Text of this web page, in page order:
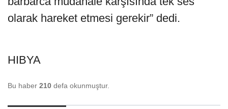
olarak hareket etmesi gerekir” dedi.
HIBYA
Bu haber 210 defa okunmuştur.